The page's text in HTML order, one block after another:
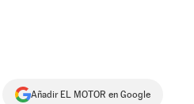
Añadir EL MOTOR en Google